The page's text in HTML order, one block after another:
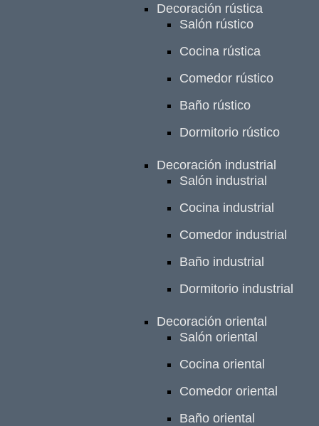
Decoración rústica
Salón rústico
Cocina rústica
Comedor rústico
Baño rústico
Dormitorio rústico
Decoración industrial
Salón industrial
Cocina industrial
Comedor industrial
Baño industrial
Dormitorio industrial
Decoración oriental
Salón oriental
Cocina oriental
Comedor oriental
Baño oriental